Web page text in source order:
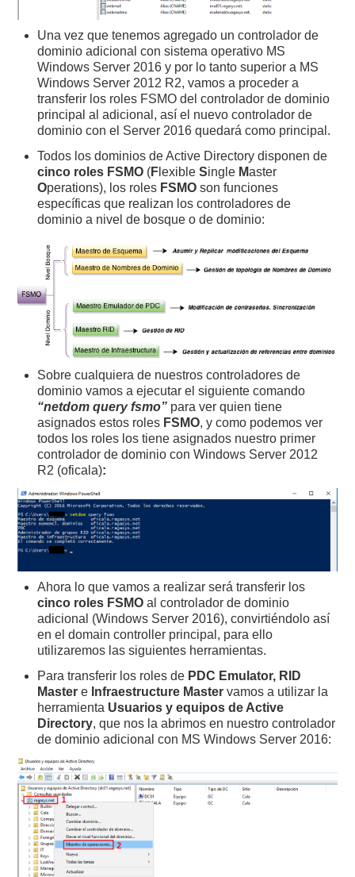
Una vez que tenemos agregado un controlador de
dominio adicional con sistema operativo MS
Windows Server 2016 y por lo tanto superior a MS
Windows Server 2012 R2, vamos a proceder a
transferir los roles FSMO del controlador de dominio
principal al adicional, así el nuevo controlador de
dominio con el Server 2016 quedará como principal.
Todos los dominios de Active Directory disponen de
cinco roles FSMO (F lexibleSingle Master
Operations), los roles FSMO son funciones
específicas que realizan los controladores de
dominio a nivel de bosque o de dominio:
Sobre cualquiera de nuestros controladores de
dominio vamos a ejecutar el siguiente comando
“netdom query fsmo” para ver quien tiene
asignados estos roles FSMO, y como podemos ver
todos los roles los tiene asignados nuestro primer
controlador de dominio con Windows Server 2012
R2 (oficala):
Ahora lo que vamos a realizar será transferir los
cinco roles FSMOal controlador de dominio
adicional (Windows Server 2016), convirtiéndolo así
en el domain controller principal, para ello
utilizaremos las siguientes herramientas.
Para transferir los roles de PDC Emulator, RID
Mastere Infraestructure Mastervamos a utilizar la
herramienta Usuarios y equipos de Active
Directory, que nos la abrimos en nuestro controlador
de dominio adicional con MS Windows Server 2016: